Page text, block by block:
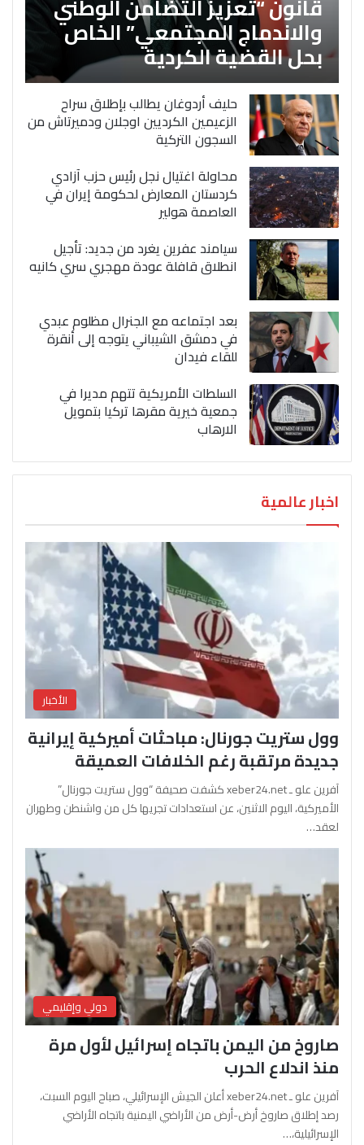
والاندماج المجتمعي” الخاص
بحل القضية الكردية
حليف أردوغان يطالب بإطلاق سراح
الزعيمين الكرديين اوجلان ودميرتاش من
السجون التركية
محاولة اغتيال نجل رئيس حزب آزادي
كردستان المعارض لحكومة إيران في
العاصمة هولير
سيامند عفرين يغرد من جديد: تأجيل
انطلاق قافلة عودة مهجري سري كانيه
بعد اجتماعه مع الجنرال مظلوم عبدي
في دمشق الشيباني يتوجه إلى أنقرة
للقاء فيدان
السلطات الأمريكية تتهم مديرا في
جمعية خيرية مقرها تركيا بتمويل
الارهاب
اخبار عالمية
الأخبار
وول ستريت جورنال: مباحثات أميركية إيرانية
جديدة مرتقبة رغم الخلافات العميقة
آفرين علو ـ xeber24.net كشفت صحيفة “وول ستريت جورنال”
الأميركية، اليوم الاثنين، عن استعدادات تجريها كل من واشنطن وطهران
لعقد…
دولي وإقليمي
صاروخ من اليمن باتجاه إسرائيل لأول مرة
منذ اندلاع الحرب
آفرين علو ـ xeber24.net أعلن الجيش الإسرائيلي، صباح اليوم السبت،
رصد إطلاق صاروخ أرض-أرض من الأراضي اليمنية باتجاه الأراضي
الإسرائيلية،…